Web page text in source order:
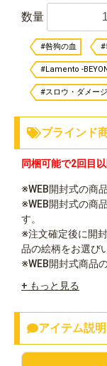
数量
#咎狗の血
#Lamento -
#スロウ・ダメージ
ブラインド
同梱可能で2回目
※WEB開封式の商
※WEB開封式の商
す。
※注文確定後に開
品の絵柄をお選び
※WEB開封式商品
+ もっと見る
アイテム説明